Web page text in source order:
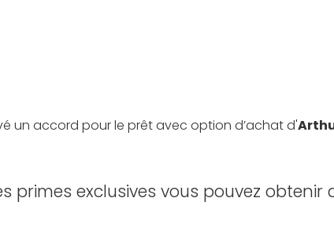
un accord pour le prêt avec option d’achat d'
primes exclusives vous pouvez obtenir